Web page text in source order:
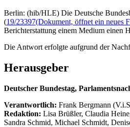
Berlin: (hib/HLE) Die Deutsche
(19/23397(Dokument, öffnet ein neues
Berichterstattung einem Medium einen
Die Antwort erfolgte aufgrund der
Herausgeber
Deutscher Bundestag,
Verantwortlich: Frank Bergmann
Redaktion: Lisa Brüßler, Claudia
Sandra Schmid, Michael Schmidt,